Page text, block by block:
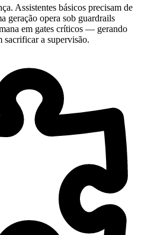
Assistentes básicos precisam de
geração opera sob guardrails
em gates críticos — gerando
sacrificar a supervisão.